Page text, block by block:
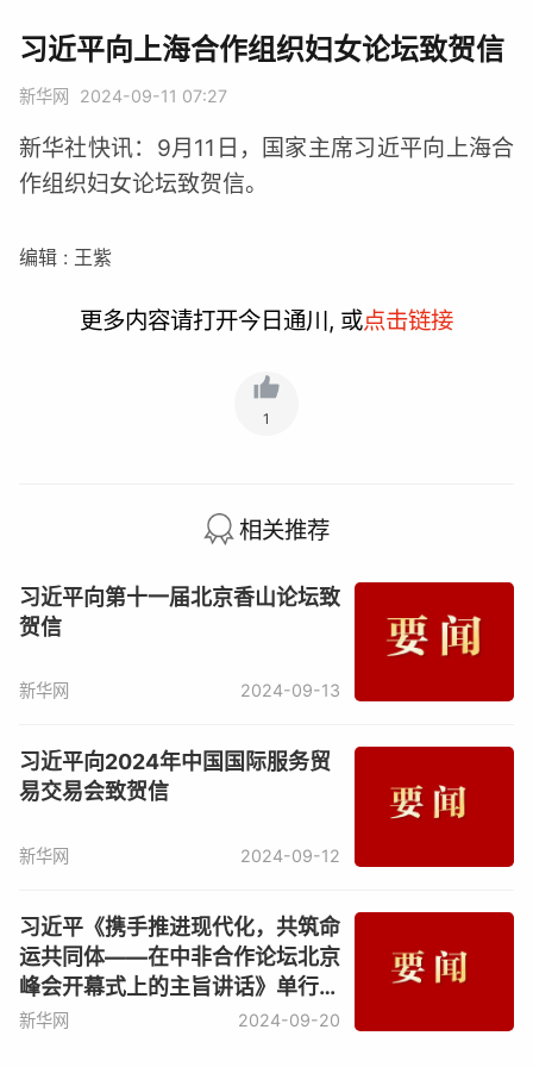
习近平向上海合作组织妇女论坛致贺信
新华网 2024-09-11 07:27
新华社快讯：9月11日，国家主席习近平向上海合
作组织妇女论坛致贺信。
编辑 : 王紫
更多内容请打开今日通川, 或点击链接
1
相关推荐
习近平向第十一届北京香山论坛致
贺信
新华网 2024-09-13
习近平向2024年中国国际服务贸
易交易会致贺信
新华网 2024-09-12
习近平《携手推进现代化，共筑命
运共同体——在中非合作论坛北京
峰会开幕式上的主旨讲话》单行本
出版
新华网 2024-09-20